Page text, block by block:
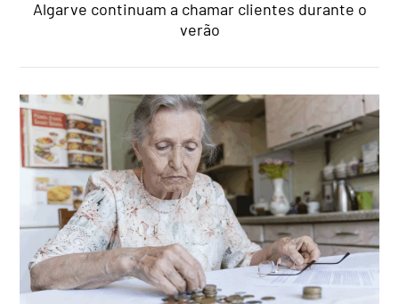
Algarve continuam a chamar clientes durante o
verão